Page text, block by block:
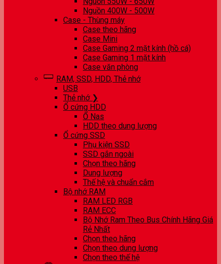
Nguồn 400W - 500W
Case - Thùng máy
Case theo hãng
Case Mini
Case Gaming 2 mặt kính (hồ cá)
Case Gaming 1 mặt kính
Case văn phòng
RAM, SSD, HDD, Thẻ nhớ
USB
Thẻ nhớ ❯
Ổ cứng HDD
Ổ Nas
HDD theo dung lượng
Ổ cứng SSD
Phụ kiện SSD
SSD gắn ngoài
Chọn theo hãng
Dung lượng
Thế hệ và chuẩn cắm
Bộ nhớ RAM
RAM LED RGB
RAM ECC
Bộ Nhớ Ram Theo Bus Chính Hãng Giá
Rẻ Nhất
Chọn theo hãng
Chọn theo dung lượng
Chọn theo thế hệ